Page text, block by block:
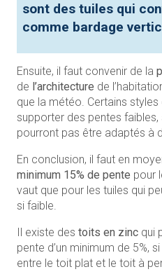
sont des tuiles qui
comme bardage
Ensuite, il faut convenir de la
de l’architecture de
que la météo. Certains
supporter des pentes faibles,
pourront pas être adaptés à
En conclusion, il faut en
minimum 15% de pente pour
vaut que pour les tuiles qui
si faible.
Il existe des toits en zinc qui
pente d’un minimum de 5%,
entre le toit plat et le toit à